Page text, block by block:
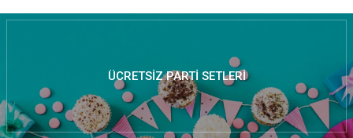
ÜCRETSIZ PARTI SETLERI